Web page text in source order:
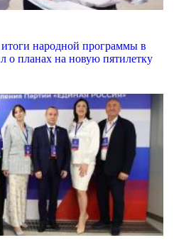
народной программы в
о планах на новую пятилетку